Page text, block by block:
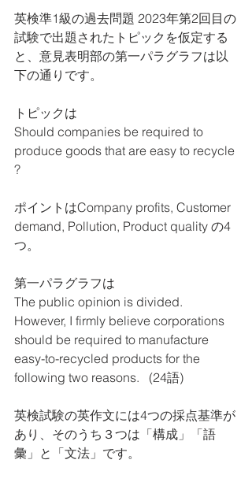
英検準1級の過去問題 2023年第2回目の
試験で出題されたトピックを仮定する
と、意見表明部の第一パラグラフは以
下の通りです。
トピックは
Should companies be required to
produce goods that are easy to recycle
?
ポイントはCompany profits, Customer
demand, Pollution, Product quality の4
つ。
第一パラグラフは
The public opinion is divided.
However, I firmly believe corporations
should be required to manufacture
easy-to-recycled products for the
following two reasons.   (24語)
英検試験の英作文には4つの採点基準が
あり、そのうち３つは「構成」「語
彙」と「文法」です。